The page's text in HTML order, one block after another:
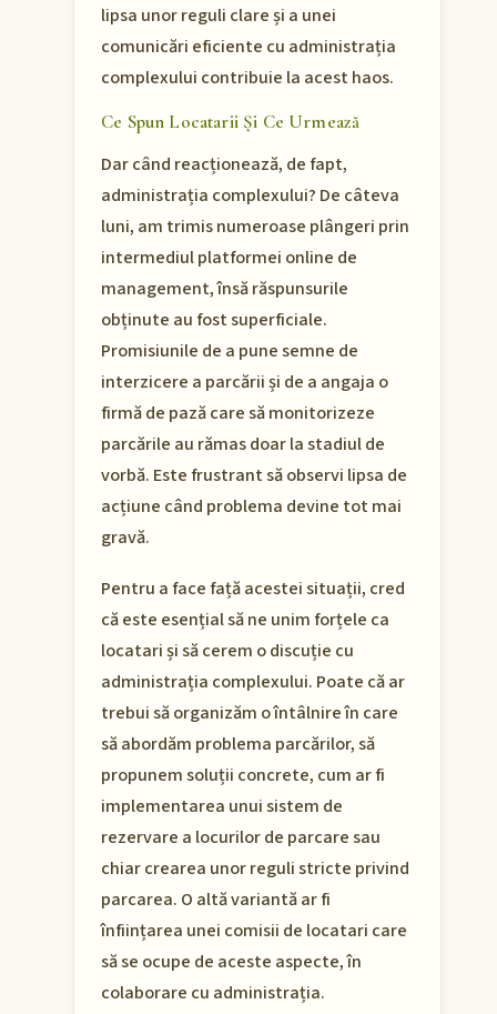
lipsa unor reguli clare și a unei
comunicări eficiente cu administrația
complexului contribuie la acest haos.
Ce Spun Locatarii Și Ce Urmează
Dar când reacționează, de fapt,
administrația complexului? De câteva
luni, am trimis numeroase plângeri prin
intermediul platformei online de
management, însă răspunsurile
obținute au fost superficiale.
Promisiunile de a pune semne de
interzicere a parcării și de a angaja o
firmă de pază care să monitorizeze
parcările au rămas doar la stadiul de
vorbă. Este frustrant să observi lipsa de
acțiune când problema devine tot mai
gravă.
Pentru a face față acestei situații, cred
că este esențial să ne unim forțele ca
locatari și să cerem o discuție cu
administrația complexului. Poate că ar
trebui să organizăm o întâlnire în care
să abordăm problema parcărilor, să
propunem soluții concrete, cum ar fi
implementarea unui sistem de
rezervare a locurilor de parcare sau
chiar crearea unor reguli stricte privind
parcarea. O altă variantă ar fi
înființarea unei comisii de locatari care
să se ocupe de aceste aspecte, în
colaborare cu administrația.